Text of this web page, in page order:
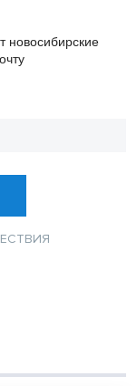
новосибирские